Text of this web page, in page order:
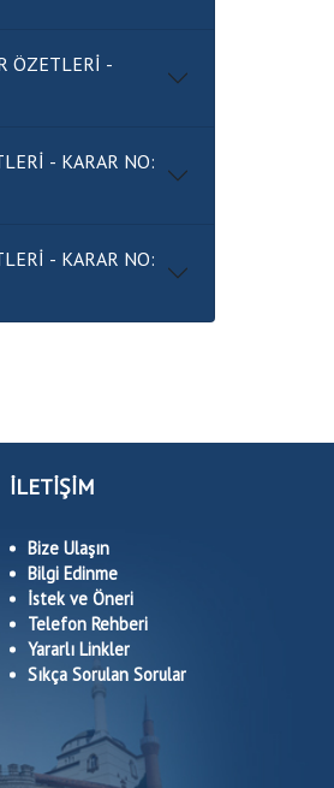
-
NO:
NO:
İLETİŞİM
Bize Ulaşın
Bilgi Edinme
İstek ve Öneri
Telefon Rehberi
Yararlı Linkler
Sıkça Sorulan Sorular